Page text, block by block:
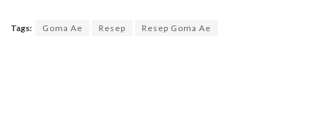
Tags: Goma Ae Resep Resep Goma Ae